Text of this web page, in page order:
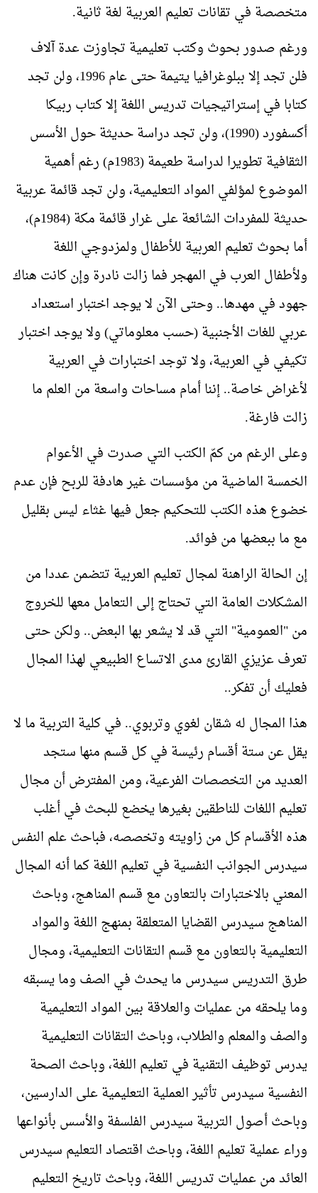
متخصصة في تقانات تعليم العربية لغة ثانية.
ورغم صدور بحوث وكتب تعليمية تجاوزت عدة آلاف
فلن تجد إلا ببلوغرافيا يتيمة حتى عام 1996، ولن تجد
كتابا في إستراتيجيات تدريس اللغة إلا كتاب ربيكا
أكسفورد (1990)، ولن تجد دراسة حديثة حول الأسس
الثقافية تطويرا لدراسة طعيمة (1983م) رغم أهمية
الموضوع لمؤلفي المواد التعليمية، ولن تجد قائمة عربية
حديثة للمفردات الشائعة على غرار قائمة مكة (1984م)،
أما بحوث تعليم العربية للأطفال ولمزدوجي اللغة
ولأطفال العرب في المهجر فما زالت نادرة وإن كانت هناك
جهود في مهدها.. وحتى الآن لا يوجد اختبار استعداد
عربي للغات الأجنبية (حسب معلوماتي) ولا يوجد اختبار
تكيفي في العربية، ولا توجد اختبارات في العربية
لأغراض خاصة.. إننا أمام مساحات واسعة من العلم ما
زالت فارغة.
وعلى الرغم من كمّ الكتب التي صدرت في الأعوام
الخمسة الماضية من مؤسسات غير هادفة للربح فإن عدم
خضوع هذه الكتب للتحكيم جعل فيها غثاء ليس بقليل
مع ما ببعضها من فوائد.
إن الحالة الراهنة لمجال تعليم العربية تتضمن عددا من
المشكلات العامة التي تحتاج إلى التعامل معها للخروج
من "العمومية" التي قد لا يشعر بها البعض.. ولكن حتى
تعرف عزيزي القارئ مدى الاتساع الطبيعي لهذا المجال
فعليك أن تفكر..
هذا المجال له شقان لغوي وتربوي.. في كلية التربية ما لا
يقل عن ستة أقسام رئيسة في كل قسم منها ستجد
العديد من التخصصات الفرعية، ومن المفترض أن مجال
تعليم اللغات للناطقين بغيرها يخضع للبحث في أغلب
هذه الأقسام كل من زاويته وتخصصه، فباحث علم النفس
سيدرس الجوانب النفسية في تعليم اللغة كما أنه المجال
المعني بالاختبارات بالتعاون مع قسم المناهج، وباحث
المناهج سيدرس القضايا المتعلقة بمنهج اللغة والمواد
التعليمية بالتعاون مع قسم التقانات التعليمية، ومجال
طرق التدريس سيدرس ما يحدث في الصف وما يسبقه
وما يلحقه من عمليات والعلاقة بين المواد التعليمية
والصف والمعلم والطلاب، وباحث التقانات التعليمية
يدرس توظيف التقنية في تعليم اللغة، وباحث الصحة
النفسية سيدرس تأثير العملية التعليمية على الدارسين،
وباحث أصول التربية سيدرس الفلسفة والأسس بأنواعها
وراء عملية تعليم اللغة، وباحث اقتصاد التعليم سيدرس
العائد من عمليات تدريس اللغة، وباحث تاريخ التعليم